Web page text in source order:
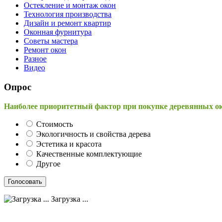
Остекление и монтаж окон
Технология производства
Дизайн и ремонт квартир
Оконная фурнитура
Советы мастера
Ремонт окон
Разное
Видео
Опрос
Наиболее приоритетный фактор при покупке деревянных
Стоимость
Экологичность и свойства дерева
Эстетика и красота
Качественные комплектующие
Другое
Загрузка ...